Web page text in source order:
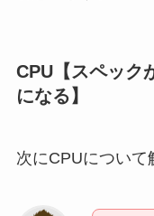
CPU【スペック
になる】
次にCPUについて